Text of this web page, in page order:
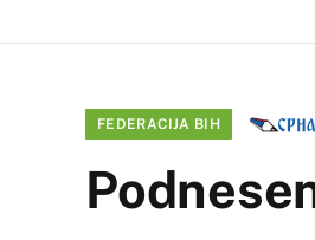
FEDERACIJA BIH